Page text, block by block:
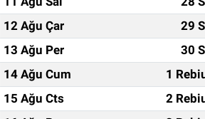
12 Ağu Çar
29
13 Ağu Per
30
14 Ağu Cum
1
15 Ağu Cts
2